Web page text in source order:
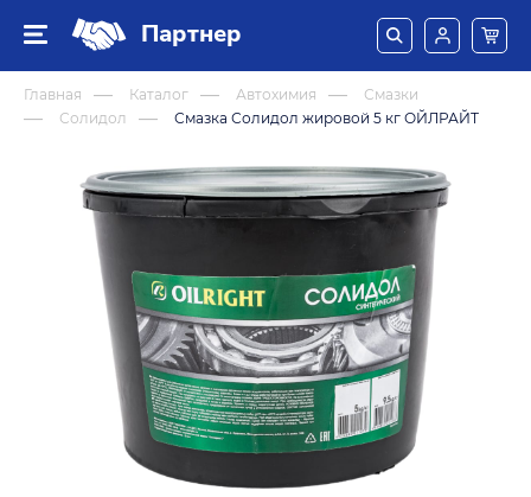
Партнер
Главная Каталог Автохимия
Смазки
Солидол
Смазка Солидол жировой 5 кг ОЙЛРАЙТ